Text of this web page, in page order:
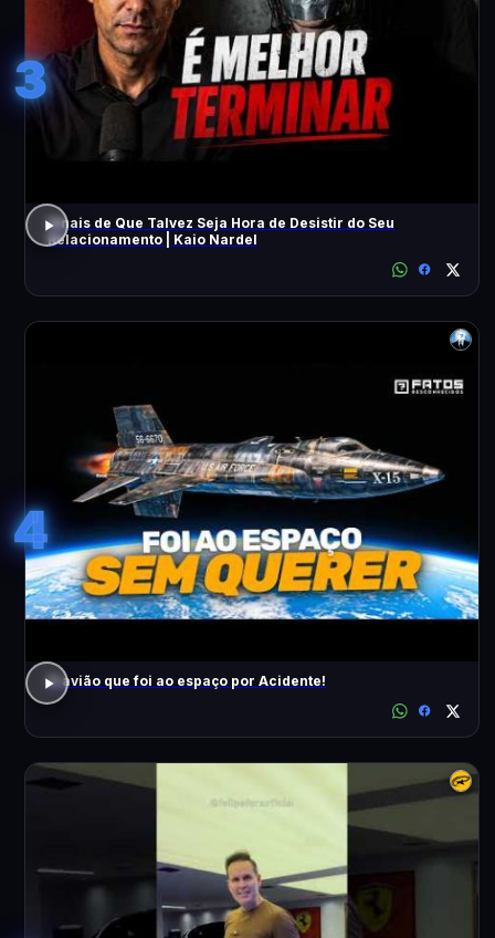
3
Sinais de Que Talvez Seja Hora de Desistir do Seu
Relacionamento | Kaio Nardel
4
O avião que foi ao espaço por Acidente!